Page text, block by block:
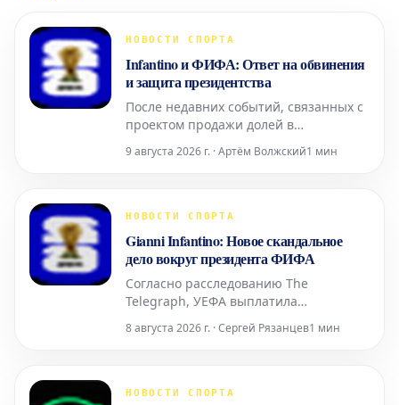
НОВОСТИ СПОРТА
Infantino и ФИФА: Ответ на обвинения
и защита президентства
После недавних событий, связанных с
проектом продажи долей в
президент Джанни Инфантино
заявлении они утверждают, что не
либо потенциальных оппонентов на
предстоящ
9 августа 2026 г. · Артём Волжский1 мин
НОВОСТИ СПОРТА
Gianni Infantino: Новое скандальное
дело вокруг президента ФИФА
Согласно расследованию The
Telegraph, УЕФА выплатила
сотруднице, которая, как
президент ФИФА занимал пост
8 августа 2026 г. · Сергей Рязанцев1 мин
НОВОСТИ СПОРТА